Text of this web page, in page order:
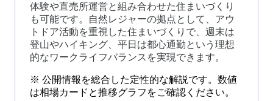
体験や直売所運営と組み合わせた住まいづくり
も可能です。自然レジャーの拠点として、アウ
トドア活動を重視した住まいづくりで、週末は
登山やハイキング、平日は都心通勤という理想
的なワークライフバランスを実現できます。
※ 公開情報を総合した定性的な解説です。数値
は相場カードと推移グラフをご確認ください。